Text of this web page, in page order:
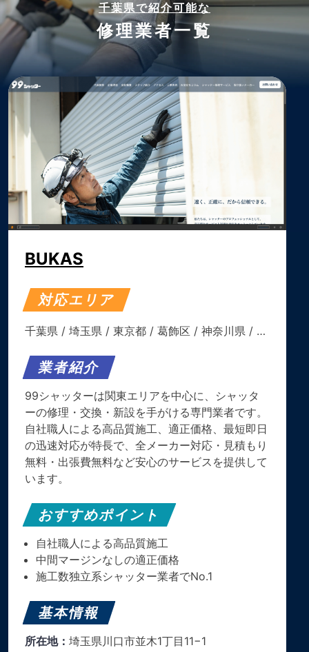
千葉県で紹介可能な
修理業者一覧
BUKAS
対応エリア
千葉県 / 埼玉県 / 東京都 / 葛飾区 / 神奈川県 / …
業者紹介
99シャッターは関東エリアを中心に、シャッタ
ーの修理・交換・新設を手がける専門業者です。
自社職人による高品質施工、適正価格、最短即日
の迅速対応が特長で、全メーカー対応・見積もり
無料・出張費無料など安心のサービスを提供して
います。
おすすめポイント
自社職人による高品質施工
中間マージンなしの適正価格
施工数独立系シャッター業者でNo.1
基本情報
所在地： 埼玉県川口市並木1丁目11−1